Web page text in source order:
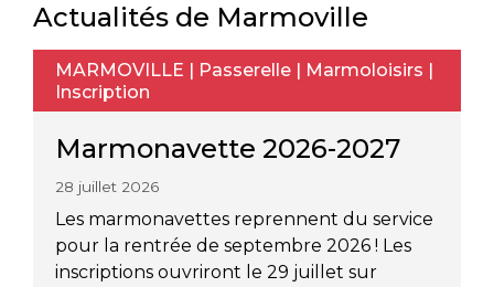
Actualités de Marmoville
MARMOVILLE | Passerelle | Marmoloisirs |
Inscription
Marmonavette 2026-2027
28 juillet 2026
Les marmonavettes reprennent du service
pour la rentrée de septembre 2026 ! Les
inscriptions ouvriront le 29 juillet sur